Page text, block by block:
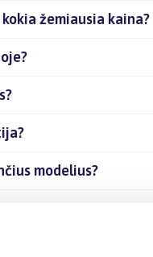
žemiausia kaina?
modelius?